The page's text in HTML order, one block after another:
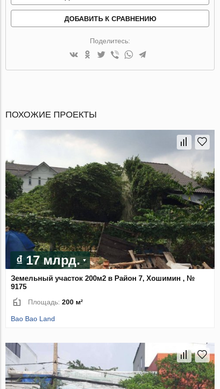
ДОБАВИТЬ К СРАВНЕНИЮ
Поделитесь:
ПОХОЖИЕ ПРОЕКТЫ
₫ 17 млрд.
Земельный участок 200м2 в Район 7, Хошимин , №
9175
Площадь:200 м²
Bao Bao Land